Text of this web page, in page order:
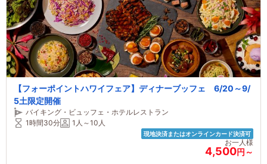
【フォーポイントハワイフェア】ディナーブッフェ 6/20～9/
5土限定開催
バイキング・ビュッフェ・ホテルレストラン
1時間30分
1人～10人
現地決済またはオンラインカード決済可
お一人様
4,500円～